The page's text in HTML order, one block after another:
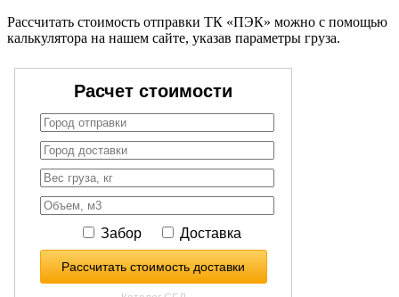
Рассчитать стоимость отправки ТК «ПЭК» можно с помощью
калькулятора на нашем сайте, указав параметры груза.